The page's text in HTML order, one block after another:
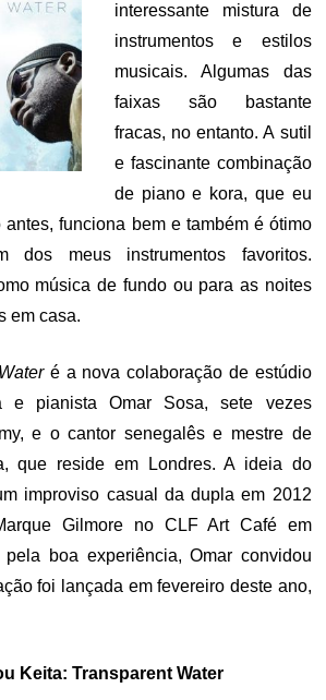
interessante mistura de
instrumentos e estilos
musicais. Algumas das
faixas são bastante
fracas, no entanto. A sutil
e fascinante combinação
de piano e kora, que eu
funciona bem e também é ótimo
meus instrumentos favoritos.
música de fundo ou para as noites
em casa.
é a nova colaboração de estúdio
e pianista Omar Sosa, sete vezes
e o cantor senegalês e mestre de
que reside em Londres. A ideia do
improviso casual da dupla em 2012
Gilmore no CLF Art Café em
pela boa experiência, Omar convidou
foi lançada em fevereiro deste ano,
Keita: Transparent Water